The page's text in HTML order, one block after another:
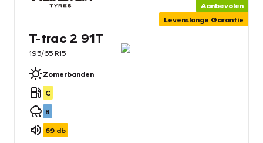
Aanbevolen
Levenslange Garantie
T-trac 2 91T
195/65 R15
Zomerbanden
C
B
69 db